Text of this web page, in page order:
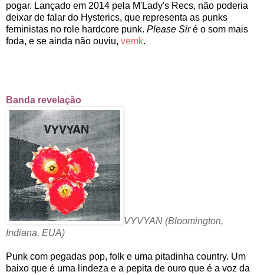
pogar. Lançado em 2014 pela M'Lady's Recs, não poderia
deixar de falar do Hysterics, que representa as punks
feministas no role hardcore punk. Please Siré o som mais
foda, e se ainda não ouviu, vemk.
Banda revelação
VYVYAN (Bloomington,
Indiana, EUA)
Punk com pegadas pop, folk e uma pitadinha country. Um
baixo que é uma lindeza e a pepita de ouro que é a voz da